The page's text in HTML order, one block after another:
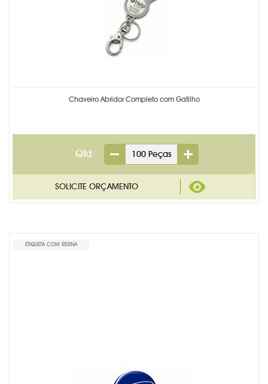
Chaveiro Abridor Completo com Gatilho
Qtd.
ETIQUETA COM RESINA